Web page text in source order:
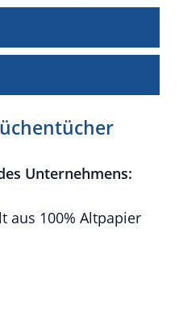
Unternehmens:
aus 100% Altpapier